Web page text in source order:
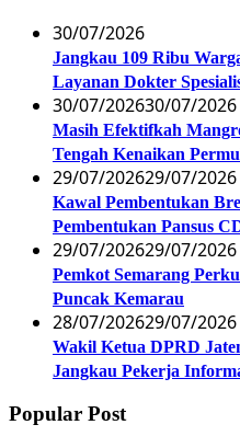
30/07/2026
Jangkau 109 Ribu
Layanan Dokter
30/07/202630/07/2026
Masih Efektifkah
Tengah Kenaikan
29/07/202629/07/2026
Kawal Pembentukan
Pembentukan Pansus
29/07/202629/07/2026
Pemkot Semarang
Puncak Kemarau
28/07/202629/07/2026
Wakil Ketua DPRD
Jangkau Pekerja
Popular Post